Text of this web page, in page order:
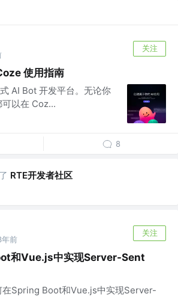
关注
使用指南
AI Bot 开发平台。无论你
以在 Coz...
8
RTE开发者社区
年前
关注
和Vue.js中实现Server-Sent
在Spring Boot和Vue.js中实现Server-